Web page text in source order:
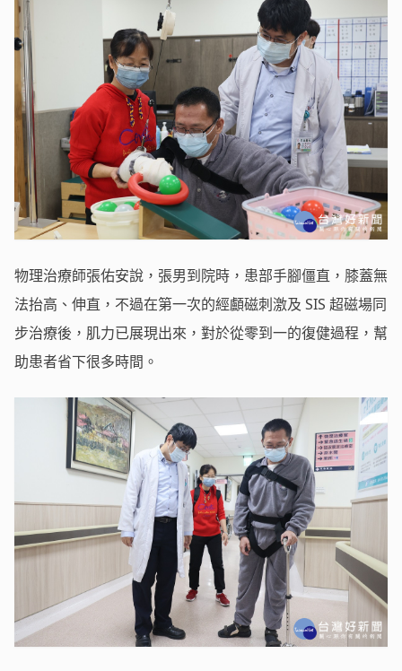
物理治療師張佑安說，張男到院時，患部手腳僵直，膝蓋無
法抬高、伸直，不過在第一次的經顱磁刺激及 SIS 超磁場同
步治療後，肌力已展現出來，對於從零到一的復健過程，幫
助患者省下很多時間。